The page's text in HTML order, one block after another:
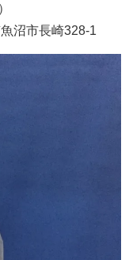
沼市長崎328-1